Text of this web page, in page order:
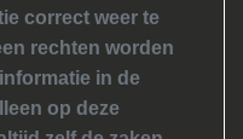
correct weer te
rechten worden
in de
op deze